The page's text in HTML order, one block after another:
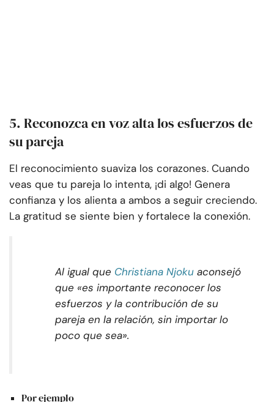
5. Reconozca en voz alta los esfuerzos de
su pareja
El reconocimiento suaviza los corazones. Cuando
veas que tu pareja lo intenta, ¡di algo! Genera
confianza y los alienta a ambos a seguir creciendo.
La gratitud se siente bien y fortalece la conexión.
Al igual que Christiana Njoku aconsejó
que «es importante reconocer los
esfuerzos y la contribución de su
pareja en la relación, sin importar lo
poco que sea».
Por ejemplo